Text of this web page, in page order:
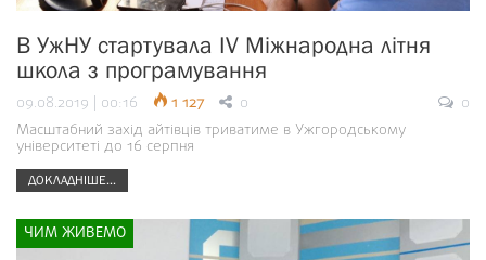
В УжНУ стартувала IV Міжнародна літня
школа з програмування
09.08.2019 | 00:16 1 127 0
0
Масштабний захід айтівців триватиме в Ужгородському
університеті до 16 серпня
ДОКЛАДНІШЕ...
ЧИМ ЖИВЕМО